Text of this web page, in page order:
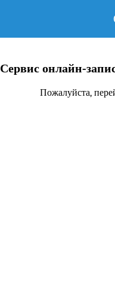
Сервис онлайн-
Пожалуйста,